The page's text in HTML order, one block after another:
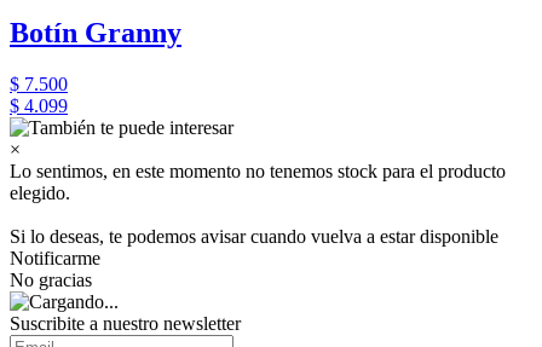
Botín Granny
$ 7.500
$ 4.099
×
Lo sentimos, en este momento no tenemos stock para el producto
elegido.
Si lo deseas, te podemos avisar cuando vuelva a estar disponible
Notificarme
No gracias
Suscribite a nuestro newsletter